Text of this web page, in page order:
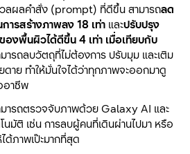
วลผลคำสั่ง (prompt) ที่ดีขึ้น สามารถลด
ารสร้างภาพลง18 เท่า และปรับปรุง
องพื้นผิวได้ดีขึ้น4 เท่า เมื่อเทียบกับ
ารถลบวัตถุที่ไม่ต้องการ ปรับมุม และเติม
าย ทำให้มั่นใจได้ว่าทุกภาพจะออกมาดู
อาชีพ
ารถตรวจจับภาพด้วย Galaxy AI และ
นมัติ เช่น การลบผู้คนที่เดินผ่านไปมา หรือ
ด้ภาพเป๊ะมากที่สุด